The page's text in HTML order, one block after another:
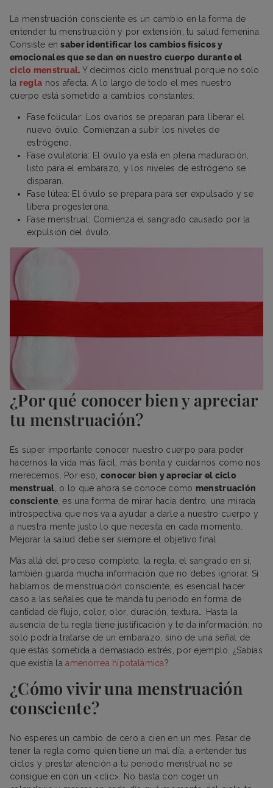
La menstruación consciente es un cambio en la forma de
entender tu menstruación y por extensión, tu salud femenina.
Consiste ensaber identificar los cambios físicos y
emocionales que se dan en nuestro cuerpo durante el
ciclo menstrual. Y decimos ciclo menstrual porque no solo
la regla nos afecta. A lo largo de todo el mes nuestro
cuerpo está sometido a cambios constantes:
Fase folicular: Los ovarios se preparan para liberar el
nuevo óvulo. Comienzan a subir los niveles de
estrógeno.
Fase ovulatoria: El óvulo ya está en plena maduración,
listo para el embarazo, y los niveles de estrógeno se
disparan.
Fase lútea: El óvulo se prepara para ser expulsado y se
libera progesterona.
Fase menstrual: Comienza el sangrado causado por la
expulsión del óvulo.
¿Por qué conocer bien y apreciar
tu menstruación?
Es súper importante conocer nuestro cuerpo para poder
hacernos la vida más fácil, más bonita y cuidarnos como nos
merecemos. Por eso, conocer bien y apreciar el ciclo
menstrual , o lo que ahora se conoce como menstruación
consciente, es una forma de mirar hacia dentro, una mirada
introspectiva que nos va a ayudar a darle a nuestro cuerpo y
a nuestra mente justo lo que necesita en cada momento.
Mejorar la salud debe ser siempre el objetivo final.
Más allá del proceso completo, la regla, el sangrado en sí,
también guarda mucha información que no debes ignorar. Si
hablamos de menstruación consciente, es esencial hacer
caso a las señales que te manda tu periodo en forma de
cantidad de flujo, color, olor, duración, textura… Hasta la
ausencia de tu regla tiene justificación y te da información: no
solo podría tratarse de un embarazo, sino de una señal de
que estás sometida a demasiado estrés, por ejemplo. ¿Sabías
que existía laamenorrea hipotalámica?
¿Cómo vivir una menstruación
consciente?
No esperes un cambio de cero a cien en un mes. Pasar de
tener la regla como quien tiene un mal día, a entender tus
ciclos y prestar atención a tu periodo menstrual no se
consigue en con un <clic>. No basta con coger un